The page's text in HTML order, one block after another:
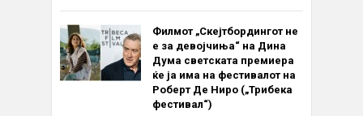
Филмот „Скејтбордингот не
е за девојчиња“ на Дина
Дума светската премиера
ќе ја има на фестивалот на
Роберт Де Ниро („Трибека
фестивал“)